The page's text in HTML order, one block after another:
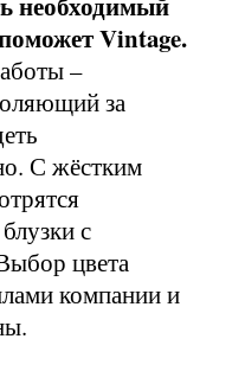
Vintage.
–
за
С жёстким
с
цвета
компании и